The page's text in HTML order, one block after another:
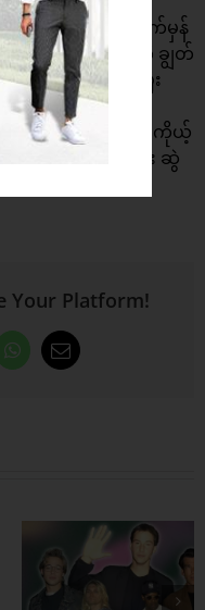
ကောင်းပေမယ့် မျက်မှန်
င် ကိုယ့်ရဲ့မျက်မှန်ကို ချွတ်
ဖြစ်သလို သိမ်မွေ့ပြီး
း ဖြစ်ပါတယ်။
စကားပြောပြော ကိုယ့်
မ်အေးချမ်းပြီး ဆွဲ
Your Platform!
WhatsApp
Email